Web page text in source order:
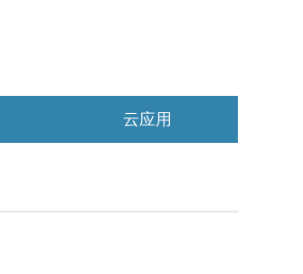
云应用